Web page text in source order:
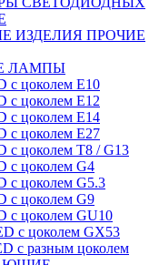
ИЗДЕЛИЯ ПРОЧИЕ
ЛАМПЫ
цоколем E10
цоколем E12
цоколем E14
цоколем E27
цоколем T8 / G13
цоколем G4
цоколем G5.3
цоколем G9
цоколем GU10
c цоколем GX53
c разным цоколем